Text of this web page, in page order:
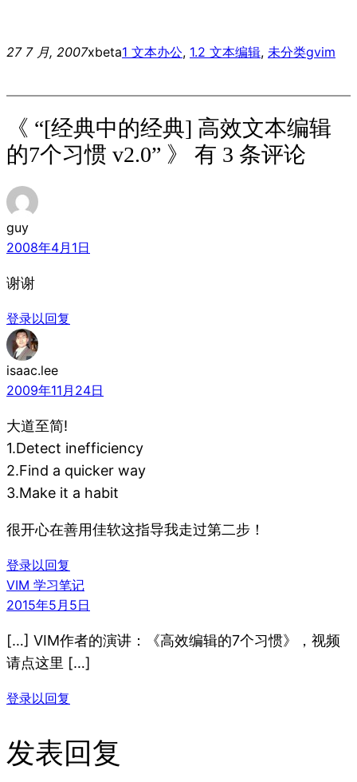
27 7 月, 2007xbeta1 文本办公, 1.2 文本编辑, 未分类gvim
《 “[经典中的经典] 高效文本编辑
的7个习惯 v2.0” 》 有 3 条评论
guy
2008年4月1日
谢谢
登录以回复
isaac.lee
2009年11月24日
大道至简!
1.Detect inefficiency
2.Find a quicker way
3.Make it a habit
很开心在善用佳软这指导我走过第二步！
登录以回复
VIM 学习笔记
2015年5月5日
[…] VIM作者的演讲：《高效编辑的7个习惯》，视频
请点这里 […]
登录以回复
发表回复